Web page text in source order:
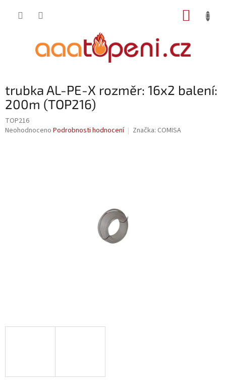
trubka AL-PE-X rozměr: 16x2 balení:
200m (TOP216)
TOP216
Průměrné
Neohodnoceno Podrobnosti hodnocení Značka: COMISA